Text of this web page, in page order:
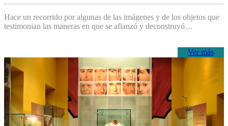
Hace un recorrido por algunas de las imágenes y de los objetos que
testimonian las maneras en que se afianzó y deconstruyó…
Ver más